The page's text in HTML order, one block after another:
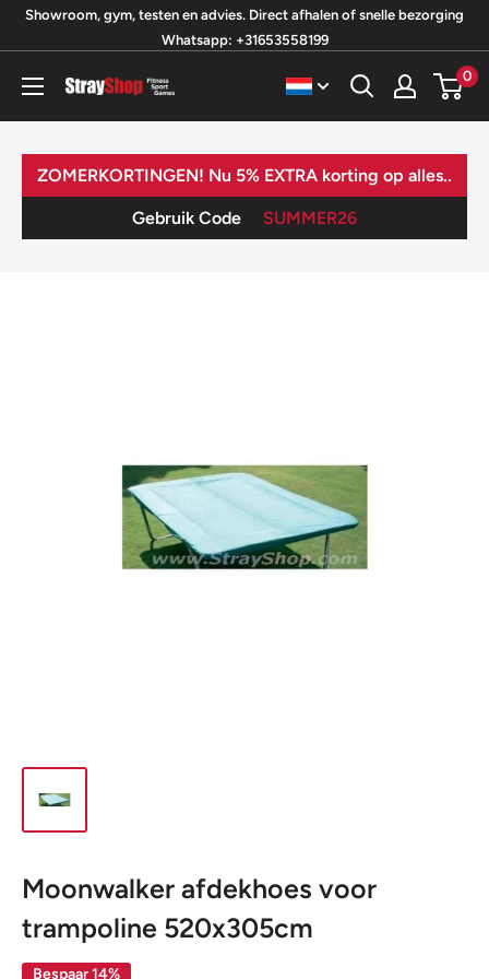
inhoud
Showroom, gym, testen en advies. Direct afhalen of snelle bezorging
Whatsapp: +31653558199
StrayShop
B.V.
0
ZOMERKORTINGEN! Nu 5% EXTRA korting op alles..
Gebruik Code SUMMER26
Moonwalker afdekhoes voor
trampoline 520x305cm
Bespaar 14%